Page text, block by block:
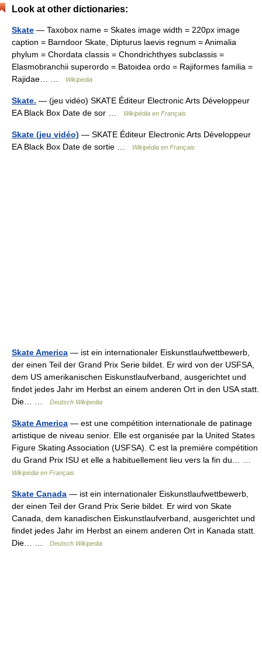
Look at other dictionaries:
Skate — Taxobox name = Skates image width = 220px image
caption = Barndoor Skate, Dipturus laevis regnum = Animalia
phylum = Chordata classis = Chondrichthyes subclassis =
Elasmobranchii superordo = Batoidea ordo = Rajiformes familia =
Rajidae… …
Wikipedia
Skate. — (jeu vidéo) SKATE Éditeur Electronic Arts Développeur
EA Black Box Date de sor …
Wikipédia en Français
Skate (jeu vidéo) — SKATE Éditeur Electronic Arts Développeur
EA Black Box Date de sortie …
Wikipédia en Français
Skate America — ist ein internationaler Eiskunstlaufwettbewerb,
der einen Teil der Grand Prix Serie bildet. Er wird von der USFSA,
dem US amerikanischen Eiskunstlaufverband, ausgerichtet und
findet jedes Jahr im Herbst an einem anderen Ort in den USA statt.
Die… …
Deutsch Wikipedia
Skate America — est une compétition internationale de patinage
artistique de niveau senior. Elle est organisée par la United States
Figure Skating Association (USFSA). C est la première compétition
du Grand Prix ISU et elle a habituellement lieu vers la fin du… …
Wikipédia en Français
Skate Canada — ist ein internationaler Eiskunstlaufwettbewerb,
der einen Teil der Grand Prix Serie bildet. Er wird von Skate
Canada, dem kanadischen Eiskunstlaufverband, ausgerichtet und
findet jedes Jahr im Herbst an einem anderen Ort in Kanada statt.
Die… …
Deutsch Wikipedia